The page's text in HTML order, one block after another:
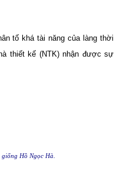
tố khá tài năng của làng thời
thiết kế (NTK) nhận được sự
Hồ Ngọc Hà.